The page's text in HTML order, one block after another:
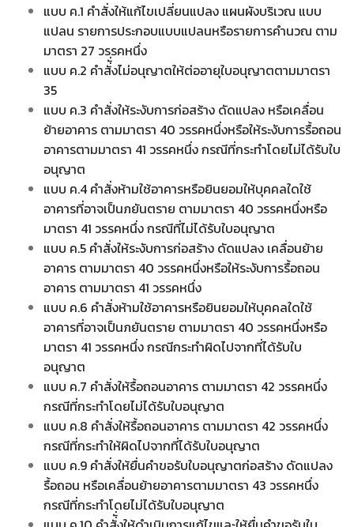
แบบ ค.1 คำสั่งให้แก้ไขเปลี่ยนแปลง แผนผังบริเวณ แบบ
แปลน รายการประกอบแบบแปลนหรือรายการคำนวณ ตาม
มาตรา 27 วรรคหนึ่ง
แบบ ค.2 คำสั่ั่งไม่อนุญาตให้ต่ออายุใบอนุญาตตามมาตรา
35
แบบ ค.3 คำสั่งให้ระงับการก่อสร้าง ดัดแปลง หรือเคลื่อน
ย้ายอาคาร ตามมาตรา 40 วรรคหนึ่งหรือให้ระงับการรื้อถอน
อาคารตามมาตรา 41 วรรคหนึ่ง กรณีที่กระทำโดยไม่ได้รับใบ
อนุญาต
แบบ ค.4 คำสั่งห้ามใช้อาคารหรือยินยอมให้บุคคลใดใช้
อาคารที่อาจเป็นภยันตราย ตามมาตรา 40 วรรคหนึ่งหรือ
มาตรา 41 วรรคหนึ่ง กรณีที่ไม่ได้รับใบอนุญาต
แบบ ค.5 คำสั่งให้ระงับการก่อสร้าง ดัดแปลง เคลื่อนย้าย
อาคาร ตามมาตรา 40 วรรคหนึ่งหรือให้ระงับการรื้อถอน
อาคาร ตามมาตรา 41 วรรคหนึ่ง
แบบ ค.6 คำสั่งห้ามใช้อาคารหรือยินยอมให้บุคคลใดใช้
อาคารที่อาจเป็นภยันตราย ตามมาตรา 40 วรรคหนึ่งหรือ
มาตรา 41 วรรคหนึ่ง กรณีกระทำผิดไปจากที่ได้รับใบ
อนุญาต
แบบ ค.7 คำสั่งให้รื้อถอนอาคาร ตามมาตรา 42 วรรคหนึ่ง
กรณีที่กระทำโดยไม่ได้รับใบอนุญาต
แบบ ค.8 คำสั่งให้รื้อถอนอาคาร ตามมาตรา 42 วรรคหนึ่ง
กรณีที่กระทำให้ผิดไปจากที่ได้รับใบอนุญาต
แบบ ค.9 คำสั่งให้ยื่นคำขอรับใบอนุญาตก่อสร้าง ดัดแปลง
รื้อถอน หรือเคลื่อนย้ายอาคารตามมาตรา 43 วรรคหนึ่ง
กรณีที่กระทำโดยไม่ได้รับใบอนุญาต